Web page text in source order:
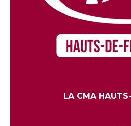
LA CMA